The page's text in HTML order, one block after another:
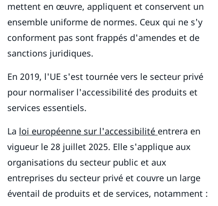
mettent en œuvre, appliquent et conservent un
ensemble uniforme de normes. Ceux qui ne s'y
conforment pas sont frappés d'amendes et de
sanctions juridiques.
En 2019, l'UE s'est tournée vers le secteur privé
pour normaliser l'accessibilité des produits et
services essentiels.
La loi européenne sur l'accessibilité entrera en
vigueur le 28 juillet 2025. Elle s'applique aux
organisations du secteur public et aux
entreprises du secteur privé et couvre un large
éventail de produits et de services, notamment :